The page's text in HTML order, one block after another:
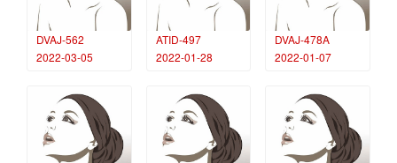
DVAJ-562
2022-03-05
ATID-497
2022-01-28
DVAJ-478A
2022-01-07